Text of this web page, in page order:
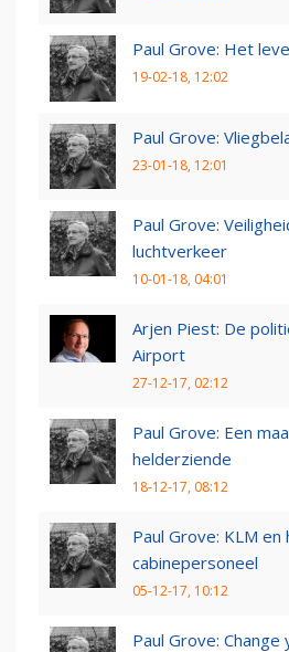
Paul Grove: Het
19-02-18, 12:02
Paul Grove:
23-01-18, 12:01
Paul Grove:
luchtverkeer
10-01-18, 04:01
Arjen Piest: De
Airport
27-12-17, 02:12
Paul Grove: Een
helderziende
18-12-17, 08:12
Paul Grove: KLM en
cabinepersoneel
05-12-17, 10:12
Paul Grove: Change